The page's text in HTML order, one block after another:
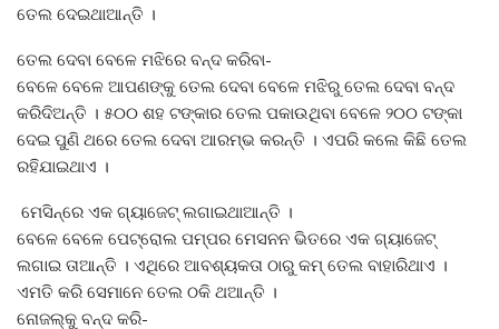
ତେଲ ଦେଇଥାଆନ୍ତି ।
ତେଲ ଦେବା ବେଳେ ମଝିରେ ବନ୍ଦ କରିବା-
ବେଳେ ବେଳେ ଆପଣଙ୍କୁ ତେଲ ଦେବା ବେଳେ ମଝିରୁ ତେଲ ଦେବା ବନ୍ଦ
କରିଦିଅନ୍ତି । ୫୦୦ ଶହ ଟଙ୍କାର ତେଲ ପକାଉଥିବା ବେଳେ ୨୦୦ ଟଙ୍କା
ଦେଇ ପୁଣି ଥରେ ତେଲ ଦେବା ଆରମ୍ଭ କରନ୍ତି । ଏପରି କଲେ କିଛି ତେଲ
ରହିଯାଇଥାଏ ।
ମେସିନ୍‌ରେ ଏକ ଗ୍ୟାଜେଟ୍‌ ଲଗାଇଥାଆନ୍ତି ।
ବେଳେ ବେଳେ ପେଟ୍ରୋଲ ପମ୍ପର ମେସନନ ଭିତରେ ଏକ ଗ୍ୟାଜେଟ୍‌
ଲଗାଇ ତାଆନ୍ତି । ଏଥିରେ ଆବଶ୍ୟକତା ଠାରୁ କମ୍ ତେଲ ବାହାରିଥାଏ ।
ଏମତି କରି ସେମାନେ ତେଲ ଠକି ଥଆନ୍ତି ।
ନୋଜଲ୍‌କୁ ବନ୍ଦ କରି-